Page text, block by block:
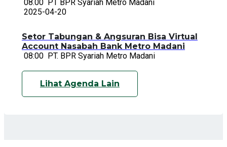
08.00 PT BPR Syariah Metro Madani
2025-04-20
Setor Tabungan & Angsuran Bisa Virtual
Account Nasabah Bank Metro Madani
08:00 PT. BPR Syariah Metro Madani
Lihat Agenda Lain